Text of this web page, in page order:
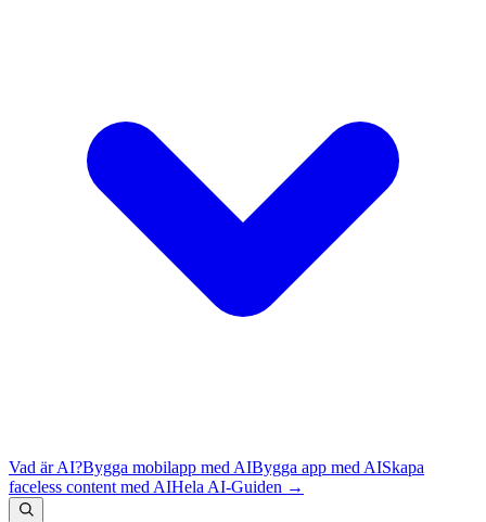
Vad är AI?Bygga mobilapp med AIBygga app med AISkapa
faceless content med AIHela AI-Guiden →